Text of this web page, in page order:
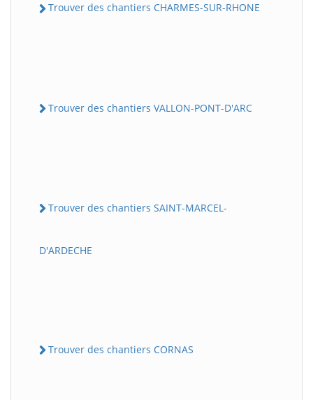
Trouver des chantiers CHARMES-SUR-RHONE
Trouver des chantiers VALLON-PONT-D'ARC
Trouver des chantiers SAINT-MARCEL-
D'ARDECHE
Trouver des chantiers CORNAS